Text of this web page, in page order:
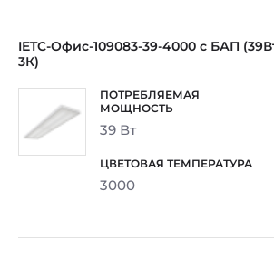
IETC-Офис-109083-39-4000 с БАП
3К)
39 Вт
3000